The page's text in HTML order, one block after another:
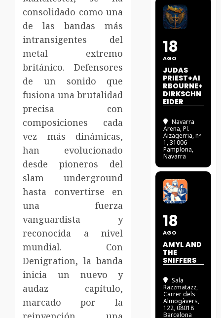
consolidado como una
de las bandas más
intransigentes del
metal extremo
británico. Defensores
de un sonido que
fusiona una brutalidad
precisa con
composiciones cada
vez más dinámicas,
han evolucionado
desde pioneros del
slam underground
hasta convertirse en
una fuerza
vanguardista y
reconocida a nivel
mundial. Con
Denigration, la banda
inicia un nuevo y
audaz capítulo,
marcado por la
18
AGO
JUDAS
PRIEST+AI
RBOURNE+
DIRKSCHN
EIDER
Navarra
Arena, Pl.
Aizagerria, nº
1, 31006
Pamplona,
Navarra
18
AGO
AMYL AND
THE
SNIFFERS
Sala
Razzmatazz,
Carrer dels
Almogàvers,
122, 08018
Barcelona